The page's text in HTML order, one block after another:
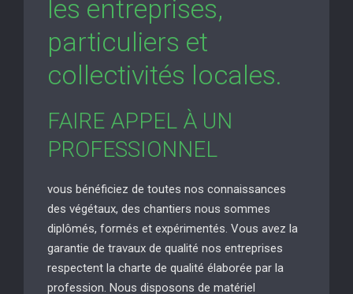
les entreprises,
particuliers et
collectivités locales.
FAIRE APPEL À UN
PROFESSIONNEL
vous bénéficiez de toutes nos connaissances
des végétaux, des chantiers nous sommes
diplômés, formés et expérimentés. Vous avez la
garantie de travaux de qualité nos entreprises
respectent la charte de qualité élaborée par la
profession. Nous disposons de matériel